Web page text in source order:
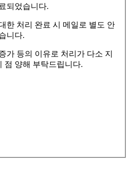
되었습니다.
한 처리 완료 시 메일로 별도 안
니다.
가 등의 이유로 처리가 다소 지
점 양해 부탁드립니다.